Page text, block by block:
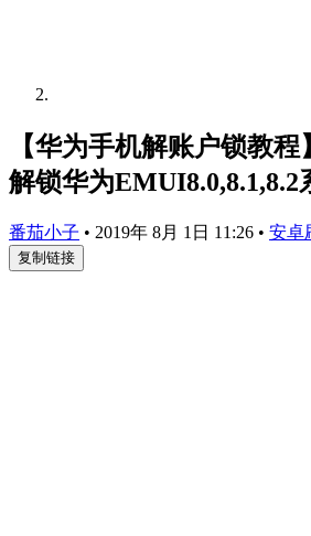
【华为手机解账户锁教
解锁华为EMUI8.0,8.1,8.2
番茄小子 • 2019年 8月 1日 11:26 • 安卓
复制链接